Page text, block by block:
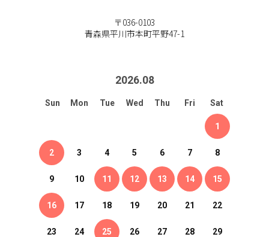
〒036-0103
青森県平川市本町平野47-1
2026.08
Sun Mon Tue Wed Thu Fri Sat
1
2 3 4 5 6 7 8
9 10 11 12 13 14 15
16 17 18 19 20 21 22
23 24 25 26 27 28 29